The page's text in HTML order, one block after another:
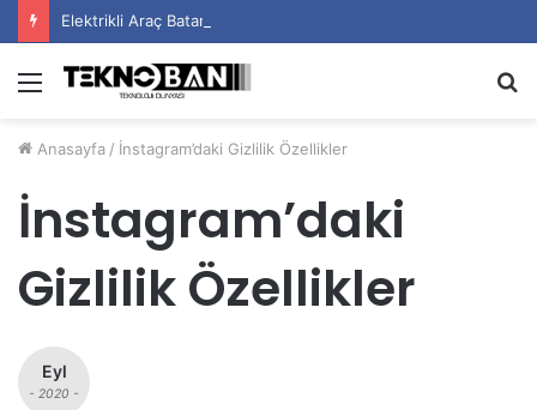
Elektrikli Araç Bataryalarının Ömrü Nasıl Uzatılır?
Menü
Anasayfa / İnstagram’daki Gizlilik Özellikler
İnstagram’daki
Gizlilik Özellikler
Eyl
- 2020 -